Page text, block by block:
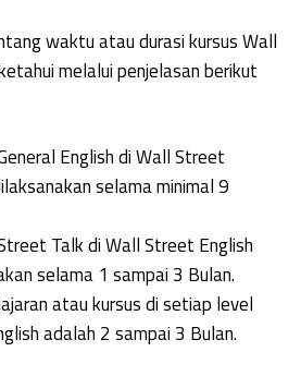
waktu atau durasi kursus Wall
melalui penjelasan berikut
English di Wall Street
selama minimal 9
Talk di Wall Street English
selama 1 sampai 3 Bulan.
atau kursus di setiap level
adalah 2 sampai 3 Bulan.